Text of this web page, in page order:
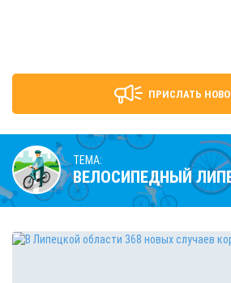
ПРИСЛАТЬ
ТЕМА:
ВЕЛОСИПЕДНЫЙ